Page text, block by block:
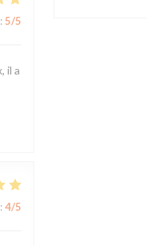
: 5/5
il a
: 4/5